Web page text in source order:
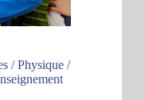
/ Physique /